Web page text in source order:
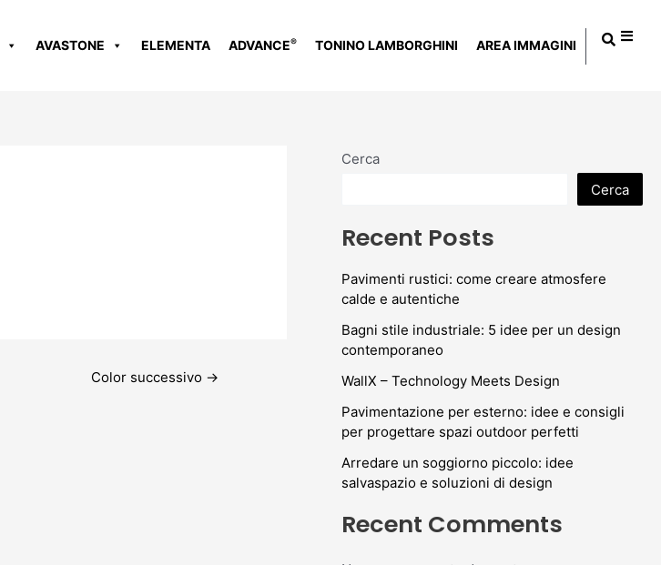
AVASTONE ELEMENTA ADVANCE® TONINO LAMBORGHINI AREA IMMAGINI
Color successivo →
Cerca
Cerca
Recent Posts
Pavimenti rustici: come creare atmosfere
calde e autentiche
Bagni stile industriale: 5 idee per un design
contemporaneo
WallX – Technology Meets Design
Pavimentazione per esterno: idee e consigli
per progettare spazi outdoor perfetti
Arredare un soggiorno piccolo: idee
salvaspazio e soluzioni di design
Recent Comments